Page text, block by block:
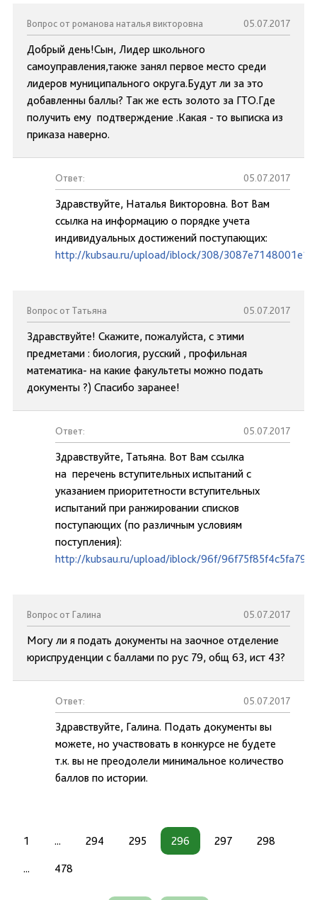
Вопрос от романова наталья викторовна 05.07.2017
Добрый день!Сын, Лидер школьного
самоуправления,также занял первое место среди
лидеров муниципального округа.Будут ли за это
добавленны баллы? Так же есть золото за ГТО.Где
получить ему подтверждение .Какая - то выписка из
приказа наверно.
Ответ: 05.07.2017
Здравствуйте, Наталья Викторовна. Вот Вам
ссылка на информацию о порядке учета
индивидуальных достижений поступающих:
http://kubsau.ru/upload/iblock/308/
Вопрос от Татьяна 05.07.2017
Здравствуйте! Скажите, пожалуйста, с этими
предметами : биология, русский , профильная
математика- на какие факультеты можно подать
документы ?) Спасибо заранее!
Ответ: 05.07.2017
Здравствуйте, Татьяна. Вот Вам ссылка
на перечень вступительных испытаний с
указанием приоритетности вступительных
испытаний при ранжировании списков
поступающих (по различным условиям
поступления):
http://kubsau.ru/upload/iblock/96f/
Вопрос от Галина 05.07.2017
Могу ли я подать документы на заочное отделение
юриспруденции с баллами по рус 79, общ 63, ист 43?
Ответ: 05.07.2017
Здравствуйте, Галина. Подать документы вы
можете, но участвовать в конкурсе не будете
т.к. вы не преодолели минимальное количество
баллов по истории.
1 ... 294 295 296 297 298
... 478